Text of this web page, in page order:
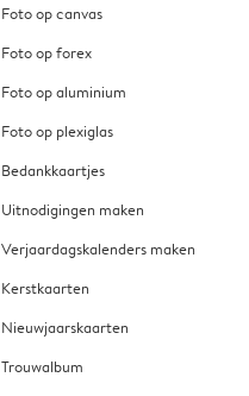
Foto op canvas
Foto op forex
Foto op aluminium
Foto op plexiglas
Bedankkaartjes
Uitnodigingen maken
Verjaardagskalenders maken
Kerstkaarten
Nieuwjaarskaarten
Trouwalbum